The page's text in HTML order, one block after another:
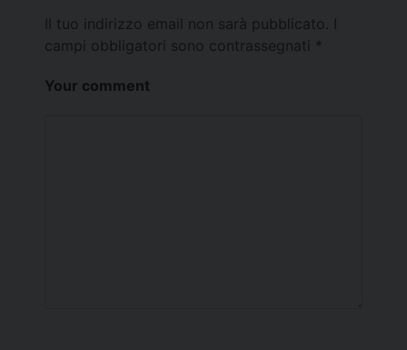
Il tuo indirizzo email non sarà pubblicato.
campi obbligatori sono contrassegnati *
Your comment